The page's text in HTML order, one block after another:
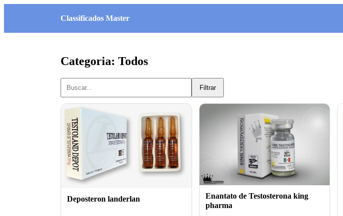
Classificados Master
Categoria: Todos
Filtrar
Deposteron landerlan
Enantato de Testosterona king
pharma